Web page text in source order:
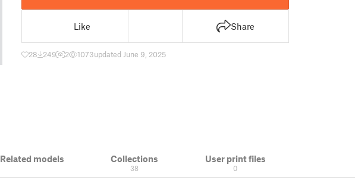
Like Share
28 249 2 1073updated June 9, 2025
Related models Collections
38
User print files
0